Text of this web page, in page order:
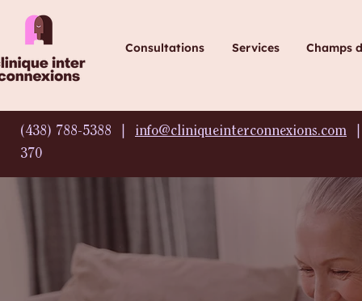
Consultations Services Champs
(438) 788-5388 ∣ info@cliniqueinterconnexions.com
370